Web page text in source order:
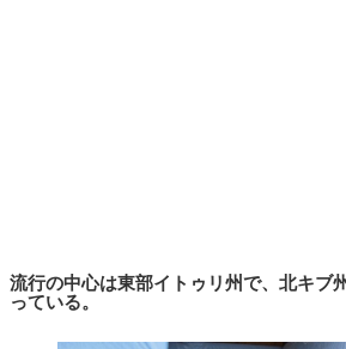
流行の中心は東部イトゥリ州で、北キブ
っている。